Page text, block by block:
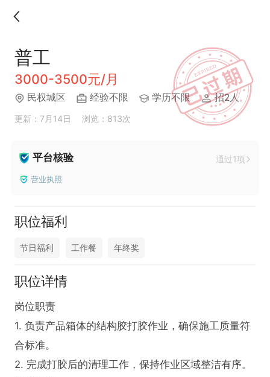
普工
3000-3500元/月
民权城区 经验不限 学历不限 招2人
更新：7月14日 浏览：813次
平台核验 通过1项
营业执照
职位福利
节日福利 工作餐 年终奖
职位详情
岗位职责
1. 负责产品箱体的结构胶打胶作业，确保施工质量符
合标准。
2. 完成打胶后的清理工作，保持作业区域整洁有序。